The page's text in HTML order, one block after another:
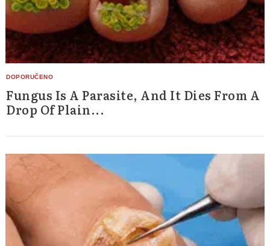
Fungus Is A Parasite, And It Dies From A
Drop Of Plain...